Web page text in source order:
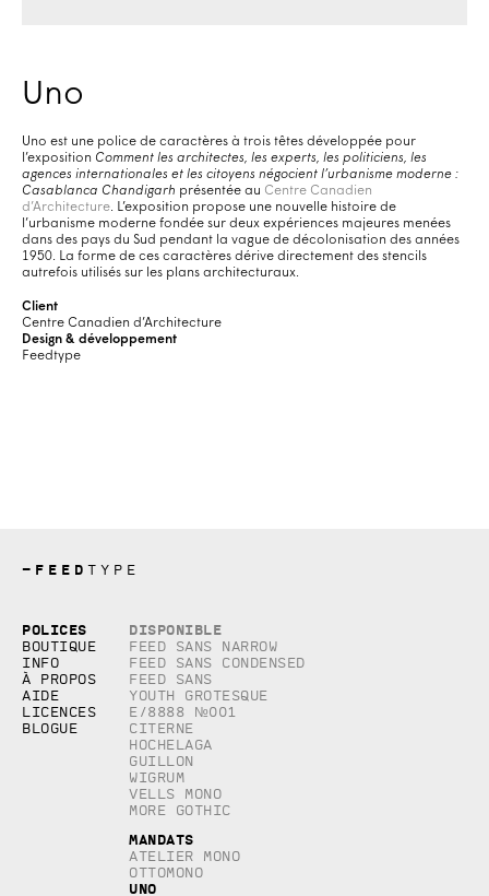
Uno
Uno est une police de caractères à trois têtes développée pour
l’exposition Comment les architectes, les experts, les politiciens, les
agences internationales et les citoyens négocient l’urbanisme moderne :
Casablanca Chandigarh présentée au Centre Canadien
d’Architecture. L’exposition propose une nouvelle histoire de
l’urbanisme moderne fondée sur deux expériences majeures menées
dans des pays du Sud pendant la vague de décolonisation des années
1950. La forme de ces caractères dérive directement des stencils
autrefois utilisés sur les plans architecturaux.
Client
Centre Canadien d’Architecture
Design & développement
Feedtype
— FEED TYPE
Polices
Boutique
Info
À propos
Aide
Licences
Blogue
Disponible
Feed Sans Narrow
Feed Sans Condensed
Feed Sans
Youth Grotesque
E/8888 №001
Citerne
Hochelaga
Guillon
Wigrum
Vells Mono
More Gothic
Mandats
Atelier Mono
Ottomono
Uno
Copyright © 2026, studio Feed inc.
Tous droits réservés